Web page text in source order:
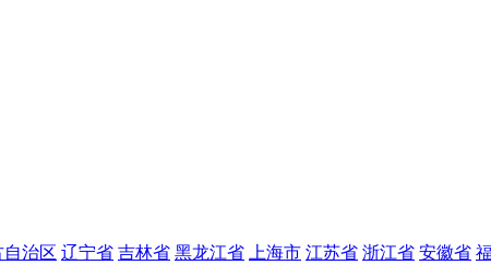
自治区 辽宁省 吉林省 黑龙江省 上海市 江苏省 浙江省 安徽省